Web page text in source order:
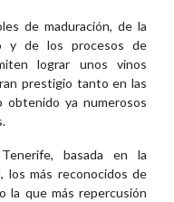
de maduración, de la
y de los procesos de
lograr unos vinos
prestigio tanto en las
obtenido ya numerosos
basada en la
los más reconocidos de
la que más repercusión